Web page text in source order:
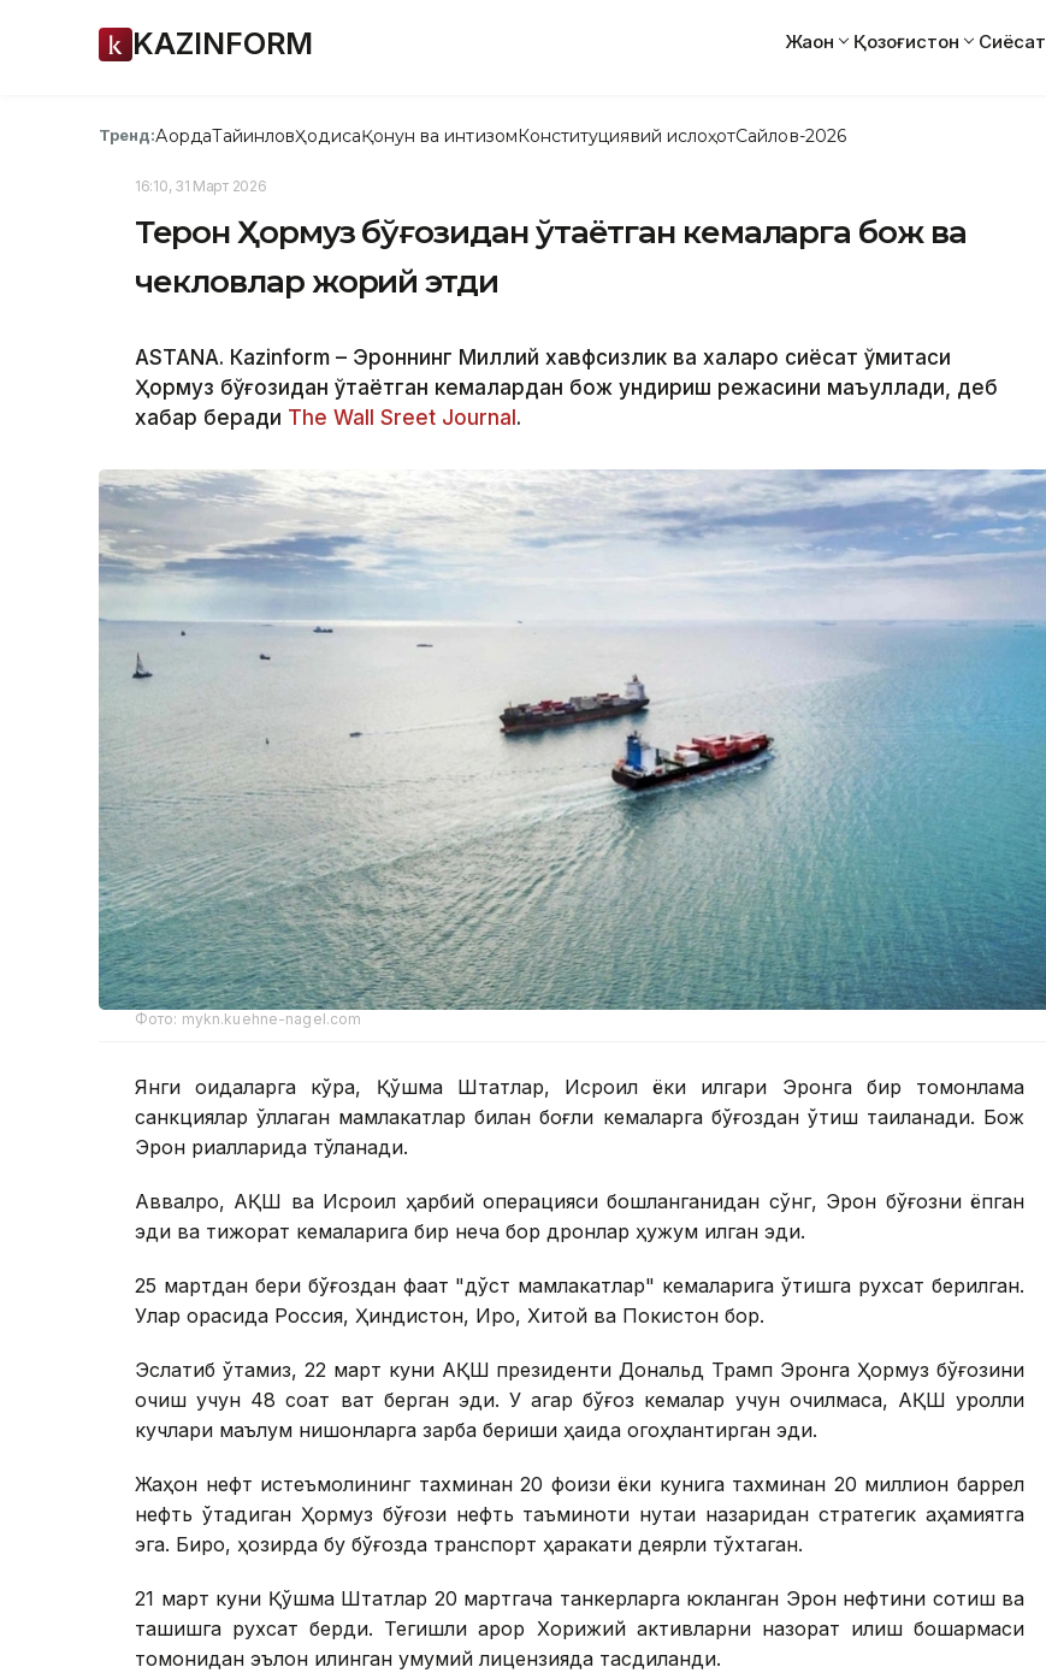
KAZINFORM Жаҳон Қозоғистон Сиёсат
Тренд:АқордаТайинловҲодисаҚонун ва интизомКонституциявий ислоҳотСайлов-2026
16:10, 31 Март 2026
Теҳрон Ҳормуз бўғозидан ўтаётган кемаларга бож ва
чекловлар жорий этди
ASTANА. Кazinform – Эроннинг Миллий хавфсизлик ва халқаро сиёсат қўмитаси
Ҳормуз бўғозидан ўтаётган кемалардан бож ундириш режасини маъқуллади, деб
хабар беради The Wall Sreet Journal .
Фото: mykn.kuehne-nagel.com
Янги қоидаларга кўра, Қўшма Штатлар, Исроил ёки илгари Эронга бир томонлама
санкциялар қўллаган мамлакатлар билан боғлиқ кемаларга бўғоздан ўтиш тақиқланади. Бож
Эрон риалларида тўланади.
Аввалроқ, АҚШ ва Исроил ҳарбий операцияси бошланганидан сўнг, Эрон бўғозни ёпган
эди ва тижорат кемаларига бир неча бор дронлар ҳужум қилган эди.
25 мартдан бери бўғоздан фақат "дўст мамлакатлар" кемаларига ўтишга рухсат берилган.
Улар орасида Россия, Ҳиндистон, Ироқ, Хитой ва Покистон бор.
Эслатиб ўтамиз, 22 март куни АҚШ президенти Дональд Трамп Эронга Ҳормуз бўғозини
очиш учун 48 соат вақт берган эди. У агар бўғоз кемалар учун очилмаса, АҚШ қуролли
кучлари маълум нишонларга зарба бериши ҳақида огоҳлантирган эди.
Жаҳон нефт истеъмолининг тахминан 20 фоизи ёки кунига тахминан 20 миллион баррел
нефть ўтадиган Ҳормуз бўғози нефть таъминоти нуқтаи назаридан стратегик аҳамиятга
эга. Бироқ, ҳозирда бу бўғозда транспорт ҳаракати деярли тўхтаган.
21 март куни Қўшма Штатлар 20 мартгача танкерларга юкланган Эрон нефтини сотиш ва
ташишга рухсат берди. Тегишли қарор Хорижий активларни назорат қилиш бошқармаси
томонидан эълон қилинган умумий лицензияда тасдиқланди.